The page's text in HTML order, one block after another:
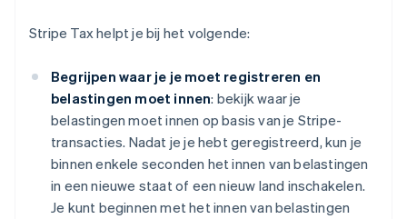
Stripe Tax helpt je bij het volgende:
Begrijpen waar je je moet registreren en
belastingen moet innen: bekijk waar je
belastingen moet innen op basis van je Stripe-
transacties. Nadat je je hebt geregistreerd, kun je
binnen enkele seconden het innen van belastingen
in een nieuwe staat of een nieuw land inschakelen.
Je kunt beginnen met het innen van belastingen